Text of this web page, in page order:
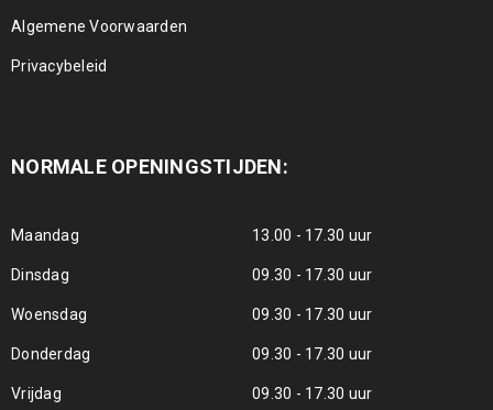
Algemene Voorwaarden
Privacybeleid
NORMALE OPENINGSTIJDEN:
Maandag 13.00 - 17.30 uur
Dinsdag 09.30 - 17.30 uur
Woensdag 09.30 - 17.30 uur
Donderdag 09.30 - 17.30 uur
Vrijdag 09.30 - 17.30 uur